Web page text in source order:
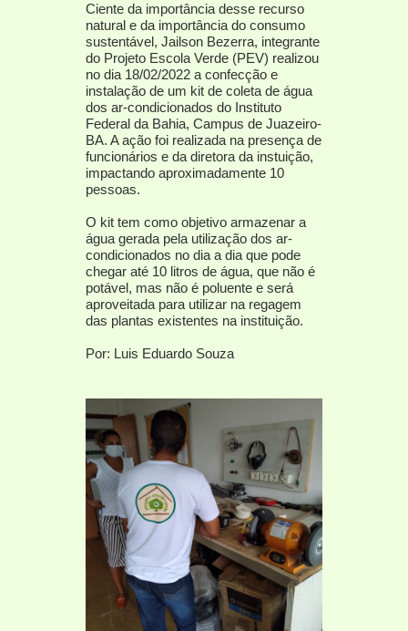
Ciente da importância desse recurso
natural e da importância do consumo
sustentável, Jailson Bezerra, integrante
do Projeto Escola Verde (PEV) realizou
no dia 18/02/2022 a confecção e
instalação de um kit de coleta de água
dos ar-condicionados do Instituto
Federal da Bahia, Campus de Juazeiro-
BA. A ação foi realizada na presença de
funcionários e da diretora da instuição,
impactando aproximadamente 10
pessoas.
O kit tem como objetivo armazenar a
água gerada pela utilização dos ar-
condicionados no dia a dia que pode
chegar até 10 litros de água, que não é
potável, mas não é poluente e será
aproveitada para utilizar na regagem
das plantas existentes na instituição.
Por: Luis Eduardo Souza